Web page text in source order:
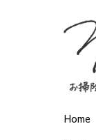
Home